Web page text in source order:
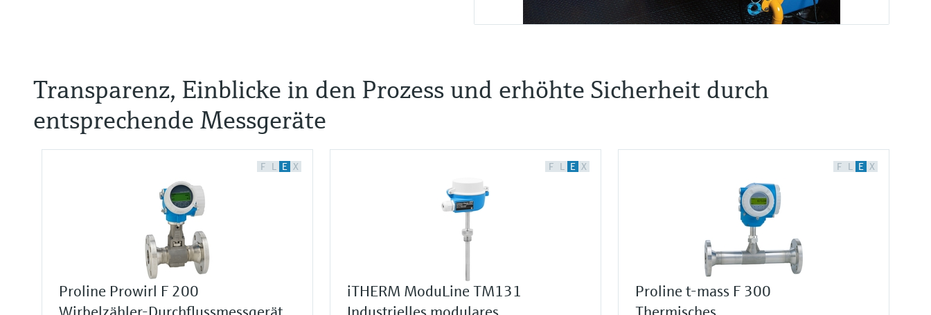
Transparenz, Einblicke in den Prozess und erhöhte Sicherheit durch
entsprechende Messgeräte
F L E X
Proline Prowirl F 200
F L E X
iTHERM ModuLine TM131
F L E X
Proline t-mass F 300